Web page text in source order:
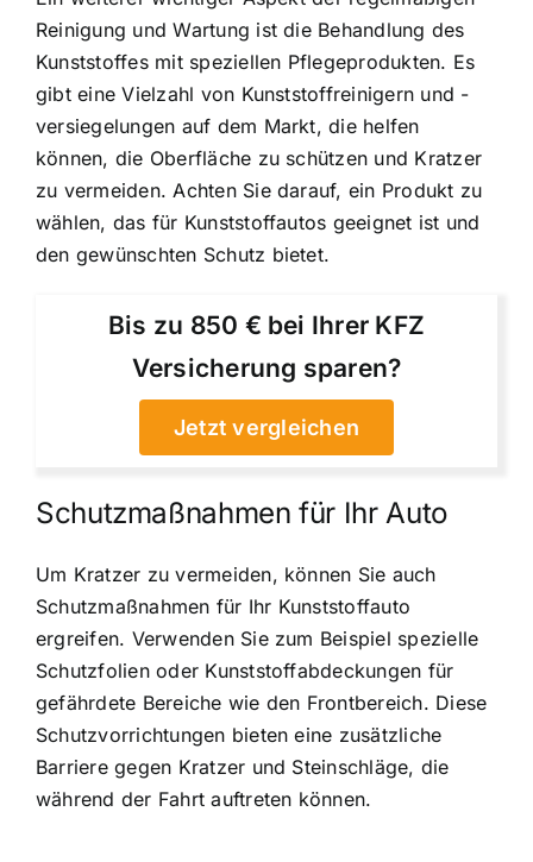
Reinigung und Wartung ist die Behandlung des
Kunststoffes mit speziellen Pflegeprodukten. Es
gibt eine Vielzahl von Kunststoffreinigern und -
versiegelungen auf dem Markt, die helfen
können, die Oberfläche zu schützen und Kratzer
zu vermeiden. Achten Sie darauf, ein Produkt zu
wählen, das für Kunststoffautos geeignet ist und
den gewünschten Schutz bietet.
Bis zu 850 € bei Ihrer KFZ
Versicherung sparen?
Jetzt vergleichen
Schutzmaßnahmen für Ihr Auto
Um Kratzer zu vermeiden, können Sie auch
Schutzmaßnahmen für Ihr Kunststoffauto
ergreifen. Verwenden Sie zum Beispiel spezielle
Schutzfolien oder Kunststoffabdeckungen für
gefährdete Bereiche wie den Frontbereich. Diese
Schutzvorrichtungen bieten eine zusätzliche
Barriere gegen Kratzer und Steinschläge, die
während der Fahrt auftreten können.